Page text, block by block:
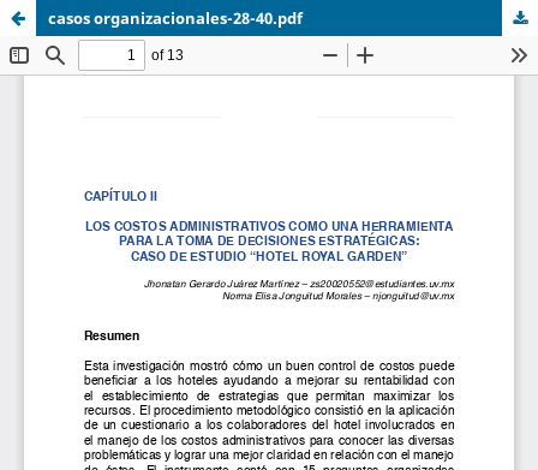
casos organizacionales-28-40.pdf